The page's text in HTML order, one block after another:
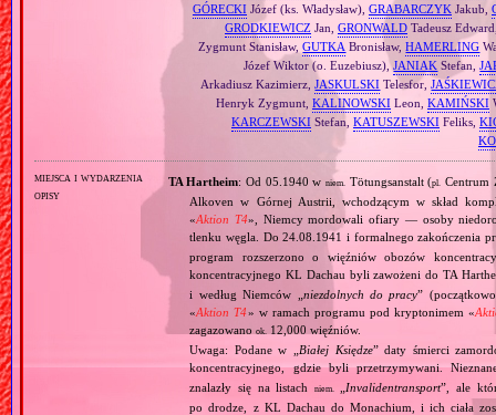
GÓRECKI Józef (ks. Władysław), GRABARCZYK Jakub,
GRODKIEWICZJan, GRONWALDTadeusz
Zygmunt Stanisław,GUTKA Bronisław,HAMERLING
Józef Wiktor (o. Euzebiusz),JANIAK Stefan,
Arkadiusz Kazimierz,JASKULSKI Telesfor,
Henryk Zygmunt, KALINOWSKILeon, KAMIŃSKI
KARCZEWSKI Stefan, KATUSZEWSKIFeliks,
miejsca i wydarzenia
opisy
TA Hartheim: Od 05.1940 w niem. Tötungsanstalt (pl.
Centrum
Alkoven w Górnej Austrii, wchodzącym w skład
«Aktion T4», Niemcy mordowali ofiary — osoby
tlenku węgla. Do 24.08.1941 i formalnego zakończenia
program rozszerzono o więźniów obozów
koncentracyjnego KL Dachau byli zawożeni do TA
i według Niemców „ niezdolnych do pracy”
«Aktion T4» w ramach programu pod kryptonimem «
zagazowanook.
12,000 więźniów.
Uwaga: Podane w „ Białej Księdze” daty śmierci
koncentracyjnego, gdzie byli przetrzymywani.
znalazły się na listach
niem. Invalidentransport”, ale
po drodze, z KL Dachau do Monachium, i ich ciała